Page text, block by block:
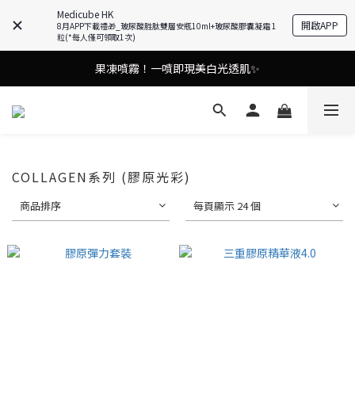
Medicube HK
8月APP下載禮🎁_玻尿酸胜肽雙層安瓶10ml+玻尿酸膠囊凝霜 1
粒(*每人僅可領取1次)
開啟APP
謝安琪愛用美容儀🌸護膚效果UP！
油痘肌救星💧玻尿酸58% OFF活動中！
果凍噴霧！一噴即現美白光透肌✨
謝安琪愛用美容儀🌸護膚效果UP！
COLLAGEN系列 (膠原光彩)
商品排序 每頁顯示 24 個